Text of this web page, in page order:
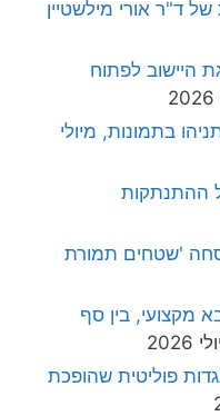
ד"ר אורי מילשטיין
היישוב לפתוח
בתמונות, מיולי
ההתנתקות
'שטחים תמורת
מקצועי, בין סף
פוליטית שהופכת